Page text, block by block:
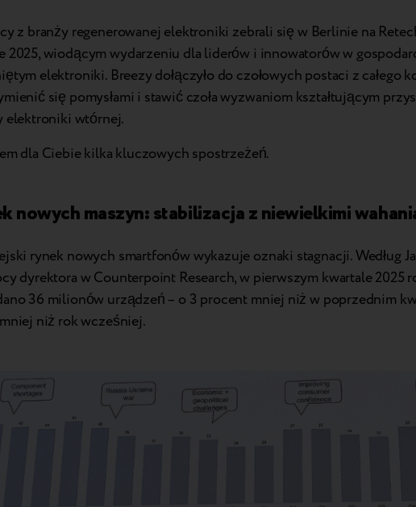
z branży regenerowanej elektroniki zebrali się w Berlinie na
2025, wiodącym wydarzeniu dla liderów i innowatorów w
elektroniki. Breezy dołączyło do czołowych postaci z całego
się pomysłami i stawić czoła wyzwaniom kształtującym
elektroniki wtórnej.
dla Ciebie kilka kluczowych spostrzeżeń.
nowych maszyn: stabilizacja z niewielkimi
rynek nowych smartfonów wykazuje oznaki stagnacji. Według
dyrektora w Counterpoint Research, w pierwszym kwartale 2025
36 milionów urządzeń – o 3 procent mniej niż w poprzednim
niż rok wcześniej.